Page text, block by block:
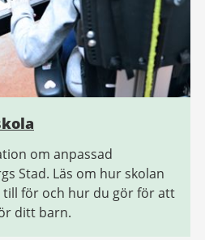
om anpassad
Stad. Läs om hur skolan
till för och hur du gör för att
ditt barn.